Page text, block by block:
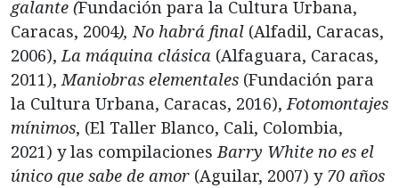
galante (Fundación para la Cultura Urbana,
Caracas, 2004), No habrá final (Alfadil, Caracas,
2006),La máquina clásica (Alfaguara, Caracas,
2011),Maniobras elementales (Fundación para
la Cultura Urbana, Caracas, 2016),Fotomontajes
mínimos, (El Taller Blanco, Cali, Colombia,
2021) y las compilacionesBarry White no es el
único que sabe de amor (Aguilar, 2007) y 70 años